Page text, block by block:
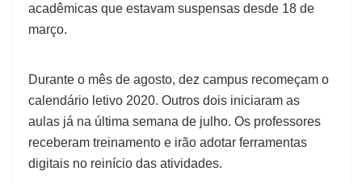
acadêmicas que estavam suspensas desde 18 de
março.
Durante o mês de agosto, dez campus recomeçam o
calendário letivo 2020. Outros dois iniciaram as
aulas já na última semana de julho. Os professores
receberam treinamento e irão adotar ferramentas
digitais no reinício das atividades.